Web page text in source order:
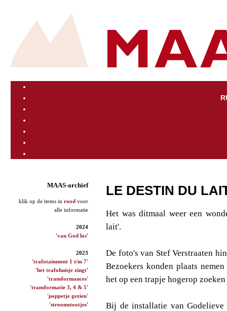
MAAS-archief
klik op de items in rood voor
alle informatie
2024
'van God los'
2023
'trafotainment 1 t/m 7'
'het trafohuisje zingt'
'transformances'
'transformatie 3, 4 & 5'
'poppetje gezien'
'stroomstootjes'
LE DESTIN DU
Het was ditmaal weer een
lait'.
De foto's van Stef Verstraaten
Bezoekers konden plaats
het op een trapje hogerop
Bij de installatie van